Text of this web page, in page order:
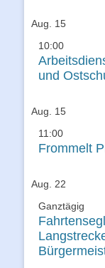
Aug. 15
10:00
und
Aug. 15
11:00
Frommelt
Aug. 22
Ganztägig